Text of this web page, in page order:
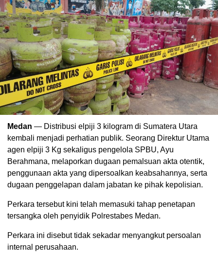
Medan — Distribusi elpiji 3 kilogram di Sumatera Utara
kembali menjadi perhatian publik. Seorang Direktur Utama
agen elpiji 3 Kg sekaligus pengelola SPBU, Ayu
Berahmana, melaporkan dugaan pemalsuan akta otentik,
penggunaan akta yang dipersoalkan keabsahannya, serta
dugaan penggelapan dalam jabatan ke pihak kepolisian.
Perkara tersebut kini telah memasuki tahap penetapan
tersangka oleh penyidik Polrestabes Medan.
Perkara ini disebut tidak sekadar menyangkut persoalan
internal perusahaan.